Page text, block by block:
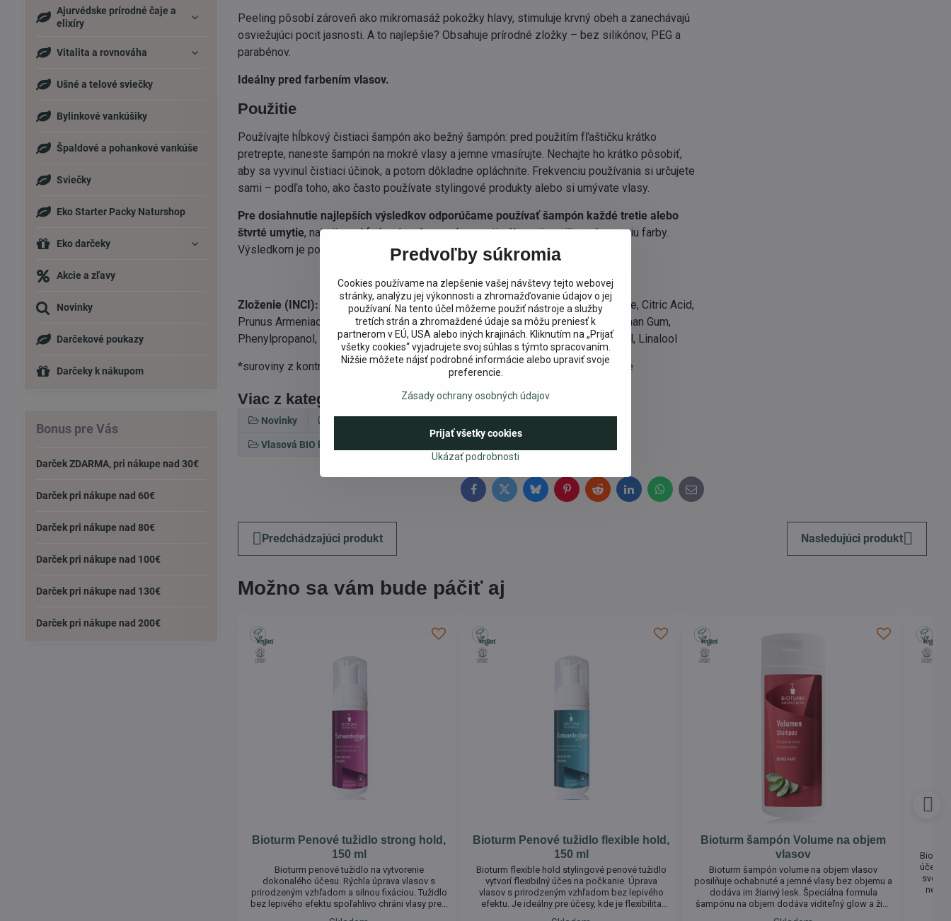
Peeling pôsobí zároveň ako mikromasáž pokožky hlavy, stimuluje krvný obeh a zanechávajú
osviežujúci pocit jasnosti. A to najlepšie? Obsahuje prírodné zložky – bez silikónov, PEG a
parabénov.
Ideálny pred farbením vlasov.
Použitie
Používajte hĺbkový čistiaci šampón ako bežný šampón: pred použitím fľaštičku krátko
pretrepte, naneste šampón na mokré vlasy a jemne vmasírujte. Nechajte ho krátko pôsobiť,
aby sa vyvinul čistiaci účinok, a potom dôkladne opláchnite. Frekvenciu používania si určujete
sami – podľa toho, ako často používate stylingové produkty alebo si umývate vlasy.
Pre dosiahnutie najlepších výsledkov odporúčame používať šampón každé tretie alebo
štvrté umytie, najmä pred farbením, aby sa vlasy optimálne pripravili na absorpciu farby.
Výsledkom je pocit sviežosti a ľahkosti, ktorý vydrží po celý deň.
Zloženie (INCI):
Aqua, Sodium Coco-Sulfate, Coco-Glucoside, Glycerin, Cellulose, Citric Acid,
Prunus Armeniaca Kernel Oil, Lysine, Sodium Chloride, Pentylene Glycol**, Xanthan Gum,
Phenylpropanol, Sodium Benzoate, Potassium Sorbate, Parfum, Limonene, Citral, Linalool
*suroviny z kontrolovaného biologického pestovania **prírodné esenciálne oleje
Viac z kategórie
Novinky
Vlasová BIO kozmetika
FacebookTwitterBlueskyPinterestRedditLinkedInWhatsApp
E-
mail
Predchádzajúci produkt Nasledujúci produkt
Možno sa vám bude páčiť aj
Bioturm Penové tužidlo strong hold,
150 ml
Bioturm penové tužidlo na vytvorenie
dokonalého účesu. Rýchla úprava vlasov s
prirodzeným vzhľadom a silnou fixáciou. Tužidlo
bez lepivého efektu spoľahlivo chráni vlasy pred
Bioturm Penové tužidlo flexible hold,
150 ml
Bioturm flexible hold stylingové penové tužidlo
vytvorí flexibilný účes na počkanie. Úprava
vlasov s prirodzeným vzhľadom bez lepivého
efektu. Je ideálny pre účesy, kde je flexibilita
Bioturm šampón Volume na objem
vlasov
Bioturm šampón volume na objem vlasov
posilňuje ochabnuté a jemné vlasy bez objemu a
dodáva im žiarivý lesk. Špeciálna formula
šampónu na objem dodáva viditeľný glow a živú
účes
svoju
Ajurvédske prírodné čaje a
elixíry
Vitalita a rovnováha
Ušné a telové sviečky
Bylinkové vankúšiky
Špaldové a pohankové vankúše
Sviečky
Eko Starter Packy Naturshop
Eko darčeky
Akcie a zľavy
Novinky
Darčekové poukazy
Darčeky k nákupom
Bonus pre Vás
Darček ZDARMA, pri nákupe nad 30€
Darček pri nákupe nad 60€
Darček pri nákupe nad 80€
Darček pri nákupe nad 100€
Darček pri nákupe nad 130€
Darček pri nákupe nad 200€
Predvoľby súkromia
Cookies používame na zlepšenie vašej návštevy tejto webovej
stránky, analýzu jej výkonnosti a zhromažďovanie údajov o jej
používaní. Na tento účel môžeme použiť nástroje a služby
tretích strán a zhromaždené údaje sa môžu preniesť k
partnerom v EÚ, USA alebo iných krajinách. Kliknutím na „Prijať
všetky cookies“ vyjadrujete svoj súhlas s týmto spracovaním.
Nižšie môžete nájsť podrobné informácie alebo upraviť svoje
preferencie.
Zásady ochrany osobných údajov
Ukázať podrobnosti
Prijať všetky cookies